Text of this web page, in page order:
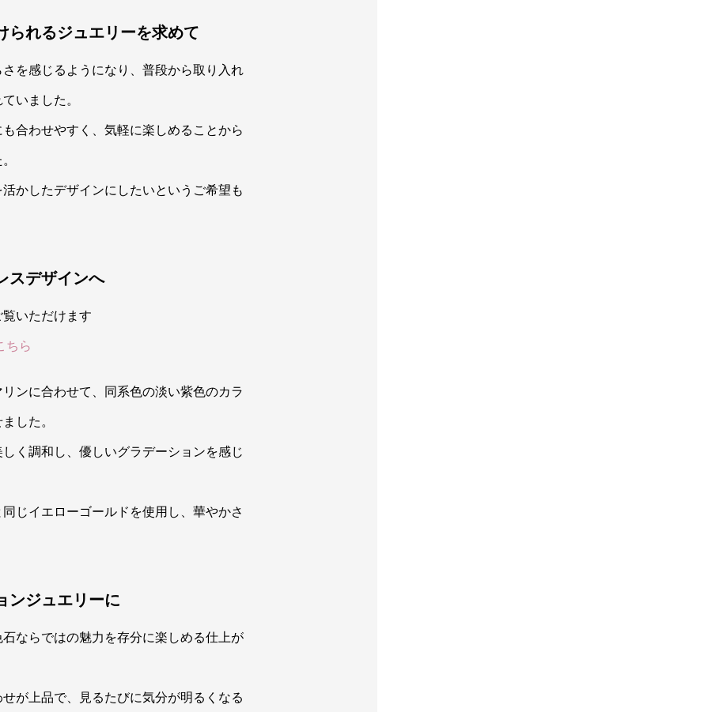
られるジュエリーを求めて
を感じるようになり、普段から取り入れ
いました。
合わせやすく、気軽に楽しめることから
かしたデザインにしたいというご希望も
スデザインへ
いただけます
ちら
ンに合わせて、同系色の淡い紫色のカラ
した。
く調和し、優しいグラデーションを感じ
じイエローゴールドを使用し、華やかさ
ンジュエリーに
ならではの魅力を存分に楽しめる仕上が
が上品で、見るたびに気分が明るくなる